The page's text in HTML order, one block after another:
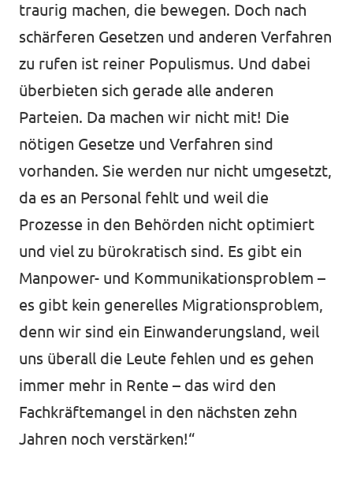
traurig machen, die bewegen. Doch nach
schärferen Gesetzen und anderen Verfahren
zu rufen ist reiner Populismus. Und dabei
überbieten sich gerade alle anderen
Parteien. Da machen wir nicht mit! Die
nötigen Gesetze und Verfahren sind
vorhanden. Sie werden nur nicht umgesetzt,
da es an Personal fehlt und weil die
Prozesse in den Behörden nicht optimiert
und viel zu bürokratisch sind. Es gibt ein
Manpower- und Kommunikationsproblem –
es gibt kein generelles Migrationsproblem,
denn wir sind ein Einwanderungsland, weil
uns überall die Leute fehlen und es gehen
immer mehr in Rente – das wird den
Fachkräftemangel in den nächsten zehn
Jahren noch verstärken!“